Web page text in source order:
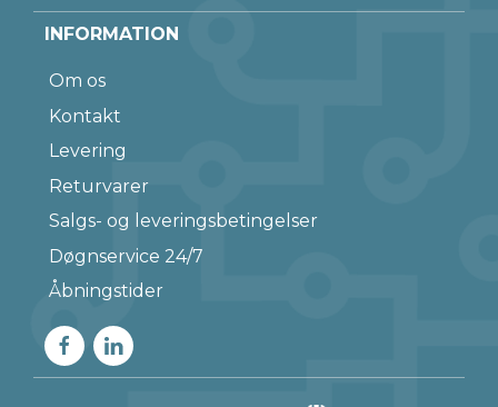
INFORMATION
Om os
Kontakt
Levering
Returvarer
Salgs- og leveringsbetingelser
Døgnservice 24/7
Åbningstider